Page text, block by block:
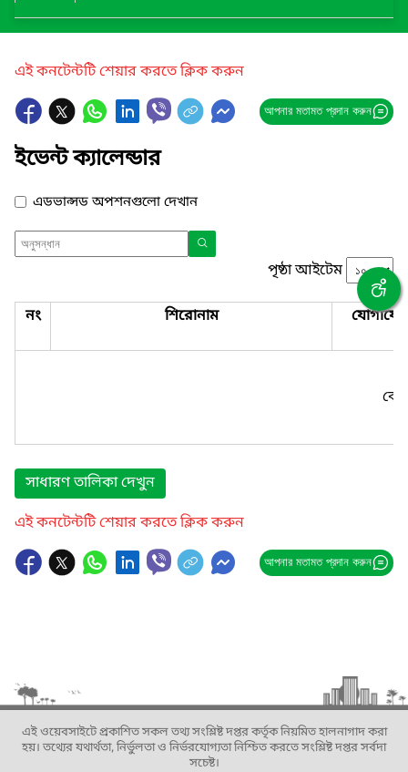
এই কনটেন্টটি শেয়ার করতে ক্লিক করুন
আপনার মতামত প্রদান করুন
ইভেন্ট ক্যালেন্ডার
এডভান্সড অপশনগুলো দেখান
পৃষ্ঠা আইটেম
নং শিরোনাম
সাধারণ তালিকা দেখুন
এই কনটেন্টটি শেয়ার করতে ক্লিক করুন
আপনার মতামত প্রদান করুন
এই ওয়েবসাইটে প্রকাশিত সকল তথ্য সংশ্লিষ্ট দপ্তর কর্তৃক নিয়মিত হালনাগাদ করা
হয়। তথ্যের যথার্থতা, নির্ভুলতা ও নির্ভরযোগ্যতা নিশ্চিত করতে সংশ্লিষ্ট দপ্তর সর্বদা
সচেষ্ট।